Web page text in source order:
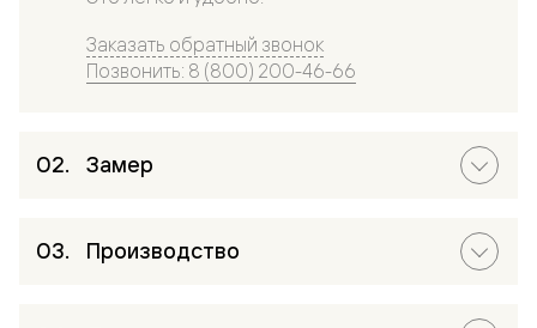
Заказать обратный звонок
Позвонить: 8 (800) 200-46-66
Замер
Производство